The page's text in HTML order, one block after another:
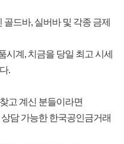
드바, 실버바 및 각종 금제
시계, 치금을 당일 최고 시세
.
고 계신 분들이라면
담 가능한 한국공인금거래